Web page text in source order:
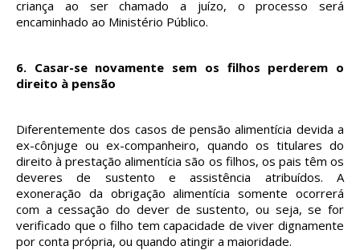
criança ao ser chamado a juízo, o processo será
encaminhado ao Ministério Público.
6. Casar-se novamente sem os filhos perderem o
direito à pensão
Diferentemente dos casos de pensão alimentícia devida a
ex-cônjuge ou ex-companheiro, quando os titulares do
direito à prestação alimentícia são os filhos, os pais têm os
deveres de sustento e assistência atribuídos. A
exoneração da obrigação alimentícia somente ocorrerá
com a cessação do dever de sustento, ou seja, se for
verificado que o filho tem capacidade de viver dignamente
por conta própria, ou quando atingir a maioridade.